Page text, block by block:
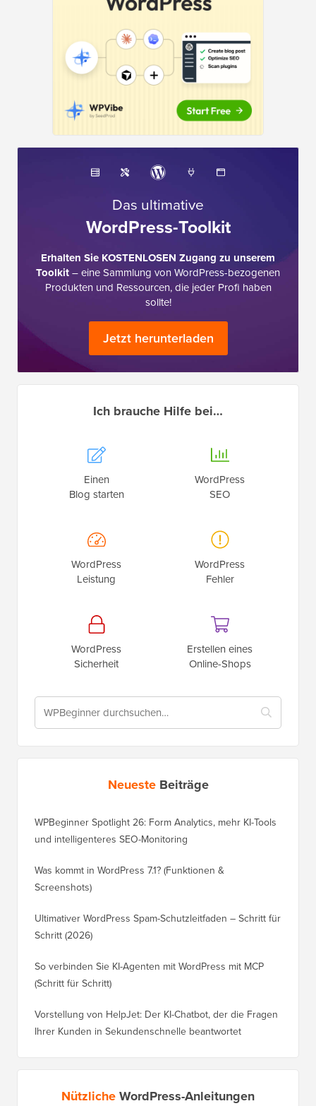
Das ultimative
WordPress-Toolkit
Erhalten Sie KOSTENLOSEN Zugang zu unserem
Toolkit– eine Sammlung von WordPress-bezogenen
Produkten und Ressourcen, die jeder Profi haben
sollte!
Jetzt herunterladen
Ich brauche Hilfe bei…
Einen
Blog starten
WordPress
SEO
WordPress
Leistung
WordPress
Fehler
WordPress
Sicherheit
Erstellen eines
Online-Shops
Neueste Beiträge
WPBeginner Spotlight 26: Form Analytics, mehr KI-Tools
und intelligenteres SEO-Monitoring
Was kommt in WordPress 7.1? (Funktionen &
Screenshots)
Ultimativer WordPress Spam-Schutzleitfaden – Schritt für
Schritt (2026)
So verbinden Sie KI-Agenten mit WordPress mit MCP
(Schritt für Schritt)
Vorstellung von HelpJet: Der KI-Chatbot, der die Fragen
Ihrer Kunden in Sekundenschnelle beantwortet
NützlicheWordPress-Anleitungen